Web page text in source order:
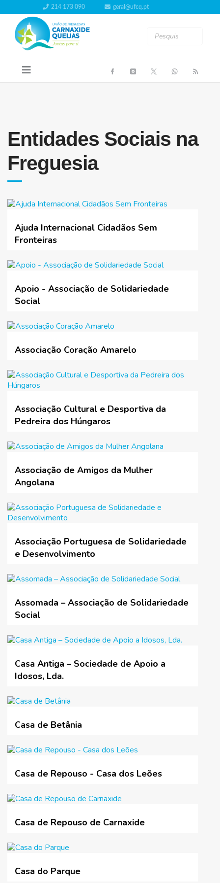
214 173 090 geral@ufcq.pt
Entidades Sociais na
Freguesia
Ajuda Internacional Cidadãos Sem
Fronteiras
Apoio - Associação de Solidariedade
Social
Associação Coração Amarelo
Associação Cultural e Desportiva da
Pedreira dos Húngaros
Associação de Amigos da Mulher
Angolana
Associação Portuguesa de Solidariedade
e Desenvolvimento
Assomada – Associação de Solidariedade
Social
Casa Antiga – Sociedade de Apoio a
Idosos, Lda.
Casa de Betânia
Casa de Repouso - Casa dos Leões
Casa de Repouso de Carnaxide
Casa do Parque